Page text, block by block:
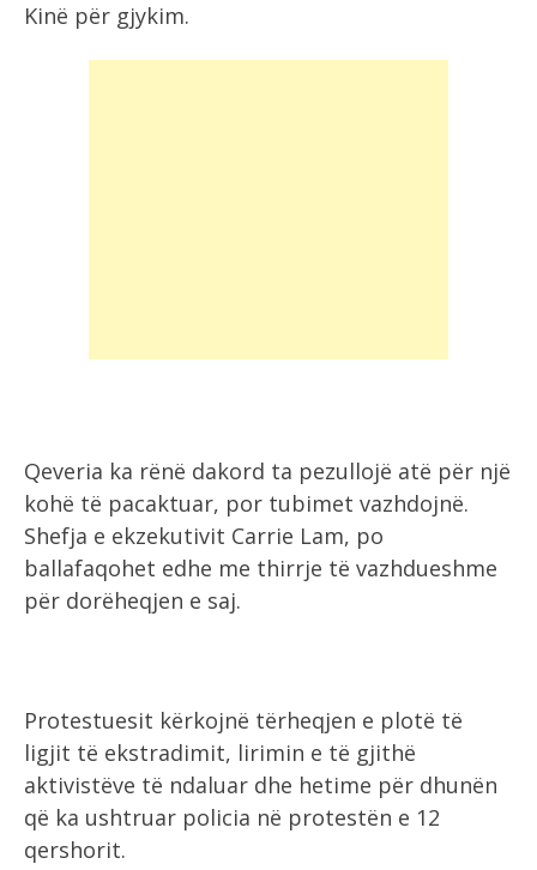
Kinë për gjykim.
Qeveria ka rënë dakord ta pezullojë atë për një
kohë të pacaktuar, por tubimet vazhdojnë.
Shefja e ekzekutivit Carrie Lam, po
ballafaqohet edhe me thirrje të vazhdueshme
për dorëheqjen e saj.
Protestuesit kërkojnë tërheqjen e plotë të
ligjit të ekstradimit, lirimin e të gjithë
aktivistëve të ndaluar dhe hetime për dhunën
që ka ushtruar policia në protestën e 12
qershorit.